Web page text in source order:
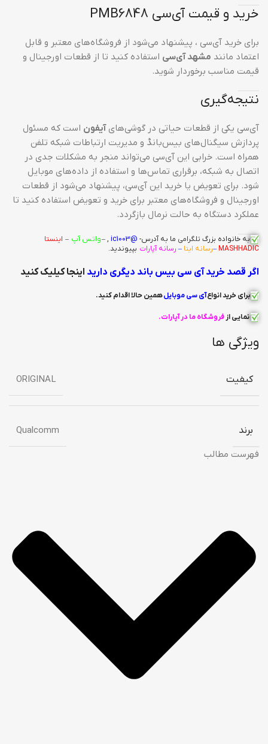
خرید و قیمت آی‌سی PMB6848
برای خرید آی‌سی ، پیشنهاد می‌شود از فروشگاه‌های معتبر و قابل
اعتماد مانند مشهد آی‌سی استفاده کنید تا از قطعات اورجینال و
قیمت مناسب برخوردار شوید.
نتیجه‌گیری
آی‌سی یکی از قطعات حیاتی در گوشی‌هایآیفون است که مسئول
پردازش سیگنال‌های بیس‌بانڈ و مدیریت ارتباطات شبکه تلفن
همراه است. خرابی این آی‌سی می‌تواند منجر به مشکلات جدی در
اتصال به شبکه، برقراری تماس‌ها و استفاده از داده‌های موبایل
شود. برای تعویض یا خرید این آی‌سی، پیشنهاد می‌شود از قطعات
اورجینال و فروشگاه‌های معتبر برای خرید و تعویض استفاده کنید تا
عملکرد دستگاه به حالت نرمال بازگردد.
به خانواده بزرگ تلگرامی ما به آدرس- @ic1003
, –واتس آپ – اینستا
MASHHADIC
–رسانه ایتا – رسانه آپارات بپیوندید.
اگر قصد خرید آی سی بیس باند دیگری دارید اینجا کیلیک کنید
برای خرید انواعآی سیموبایلهمین حالا اقدام کنید.
نمایی از فروشگاه ما در آپارات.
ویژگی ها
کیفیت ORIGINAL
برند
Qualcomm
فهرست مطالب